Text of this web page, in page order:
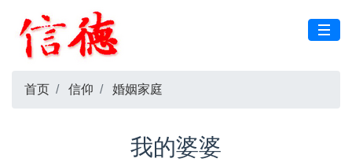
首页 信仰 婚姻家庭
我的婆婆